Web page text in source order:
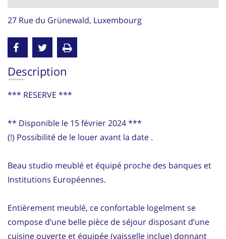
27 Rue du Grünewald, Luxembourg
Description
*** RESERVE ***
** Disponible le 15 février 2024 ***
(!) Possibilité de le louer avant la date .
Beau studio meublé et équipé proche des banques et
Institutions Européennes.
Entièrement meublé, ce confortable logelment se
compose d’une belle pièce de séjour disposant d’une
cuisine ouverte et équipée (vaisselle inclue) donnant